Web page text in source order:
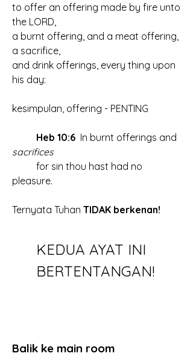
to offer an offering made by fire unto
the LORD,
a burnt offering, and a meat offering,
a sacrifice,
and drink offerings, every thing upon
his day:
kesimpulan, offering - PENTING
Heb 10:6
sacrifices
pleasure.
Ternyata Tuhan TIDAK berkenan!
	KEDUA AYAT INI
	BERTENTANGAN!
Balik ke main room